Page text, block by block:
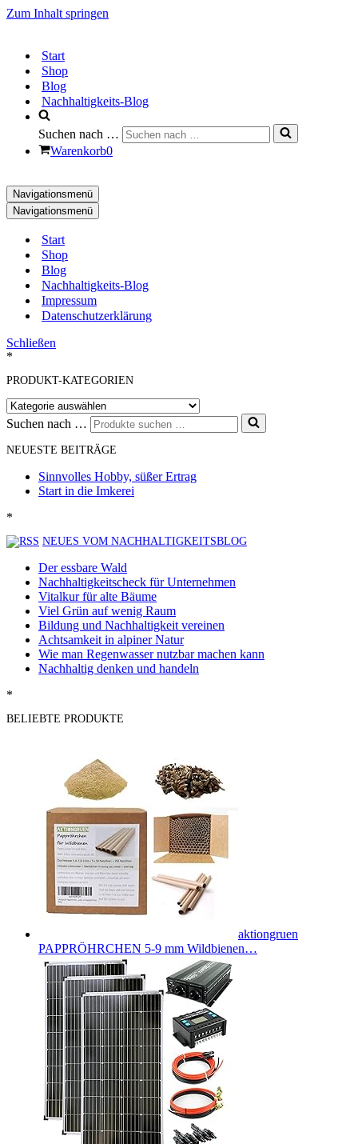
Zum Inhalt springen
Start
Shop
Blog
Nachhaltigkeits-Blog
Suchen nach …
Warenkorb0
Navigationsmenü
Navigationsmenü
Start
Shop
Blog
Nachhaltigkeits-Blog
Impressum
Datenschutzerklärung
Schließen
*
PRODUKT-KATEGORIEN
Suchen nach …
NEUESTE BEITRÄGE
Sinnvolles Hobby, süßer Ertrag
Start in die Imkerei
*
NEUES VOM NACHHALTIGKEITSBLOG
Der essbare Wald
Nachhaltigkeitscheck für Unternehmen
Vitalkur für alte Bäume
Viel Grün auf wenig Raum
Bildung und Nachhaltigkeit vereinen
Achtsamkeit in alpiner Natur
Wie man Regenwasser nutzbar machen kann
Nachhaltig denken und handeln
*
BELIEBTE PRODUKTE
aktiongruen
PAPPRÖHRCHEN 5-9 mm Wildbienen…